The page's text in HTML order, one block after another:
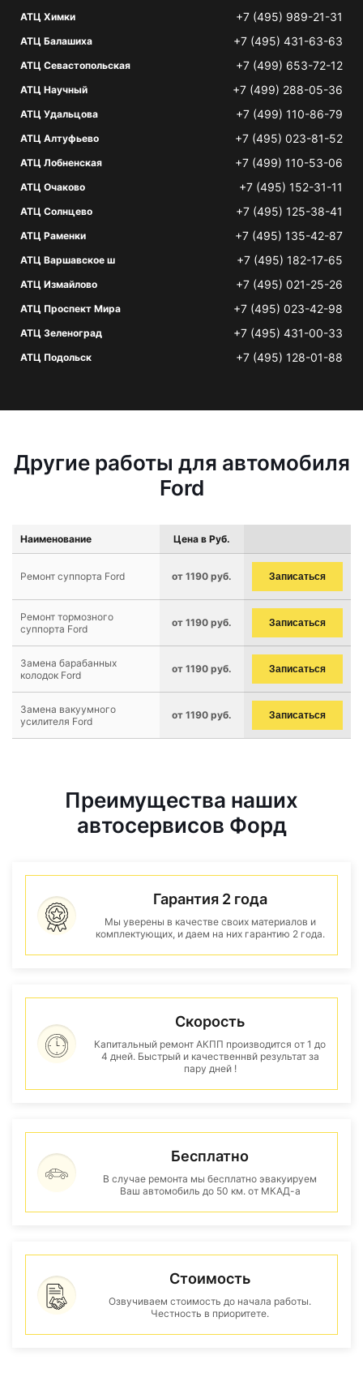
АТЦ Химки +7 (495) 989-21-31
АТЦ Балашиха +7 (495) 431-63-63
АТЦ Севастопольская +7 (499) 653-72-12
АТЦ Научный +7 (499) 288-05-36
АТЦ Удальцова +7 (499) 110-86-79
АТЦ Алтуфьево +7 (495) 023-81-52
АТЦ Лобненская +7 (499) 110-53-06
АТЦ Очаково +7 (495) 152-31-11
АТЦ Солнцево +7 (495) 125-38-41
АТЦ Раменки +7 (495) 135-42-87
АТЦ Варшавское ш +7 (495) 182-17-65
АТЦ Измайлово +7 (495) 021-25-26
АТЦ Проспект Мира +7 (495) 023-42-98
АТЦ Зеленоград +7 (495) 431-00-33
АТЦ Подольск +7 (495) 128-01-88
Другие работы для автомобиля
Ford
Наименование Цена в Руб.
Ремонт суппорта Ford от 1190 руб. Записаться
Ремонт тормозного
суппорта Ford
от 1190 руб. Записаться
Замена барабанных
колодок Ford
от 1190 руб. Записаться
Замена вакуумного
усилителя Ford
от 1190 руб. Записаться
Преимущества наших
автосервисов Форд
Гарантия 2 года
Мы уверены в качестве своих материалов и
комплектующих, и даем на них гарантию 2 года.
Скорость
Капитальный ремонт АКПП производится от 1 до
4 дней. Быстрый и качественнвй результат за
пару дней !
Бесплатно
В случае ремонта мы бесплатно эвакуируем
Ваш автомобиль до 50 км. от МКАД-а
Стоимость
Озвучиваем стоимость до начала работы.
Честность в приоритете.